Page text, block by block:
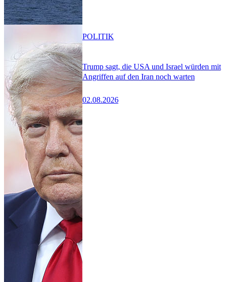
Trump sagt, die USA und Israel würden mit
Angriffen auf den Iran noch warten
02.08.2026
POLITIK